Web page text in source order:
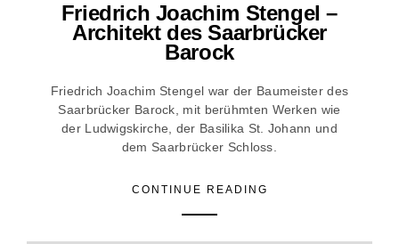
Friedrich Joachim Stengel –
Architekt des Saarbrücker
Barock
Friedrich Joachim Stengel war der Baumeister des
Saarbrücker Barock, mit berühmten Werken wie
der Ludwigskirche, der Basilika St. Johann und
dem Saarbrücker Schloss.
CONTINUE READING